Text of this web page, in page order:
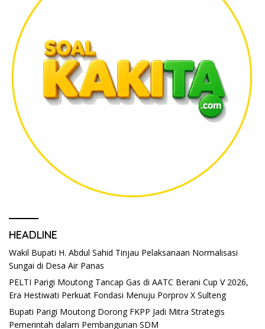
HEADLINE
Wakil Bupati H. Abdul Sahid Tinjau Pelaksanaan Normalisasi
Sungai di Desa Air Panas
PELTI Parigi Moutong Tancap Gas di AATC Berani Cup V 2026,
Era Hestiwati Perkuat Fondasi Menuju Porprov X Sulteng
Bupati Parigi Moutong Dorong FKPP Jadi Mitra Strategis
Pemerintah dalam Pembangunan SDM